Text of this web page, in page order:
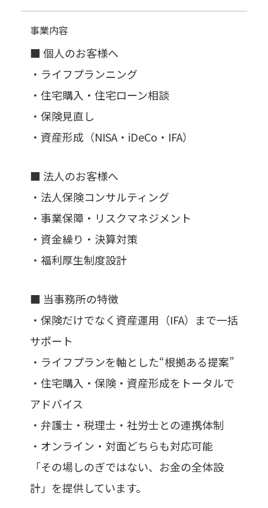
事業内容
■ 個人のお客様へ
・ライフプランニング
・住宅購入・住宅ローン相談
・保険見直し
・資産形成（NISA・iDeCo・IFA）
■ 法人のお客様へ
・法人保険コンサルティング
・事業保障・リスクマネジメント
・資金繰り・決算対策
・福利厚生制度設計
■ 当事務所の特徴
・保険だけでなく資産運用（IFA）まで一括
サポート
・ライフプランを軸とした“根拠ある提案”
・住宅購入・保険・資産形成をトータルで
アドバイス
・弁護士・税理士・社労士との連携体制
・オンライン・対面どちらも対応可能
「その場しのぎではない、お金の全体設
計」を提供しています。